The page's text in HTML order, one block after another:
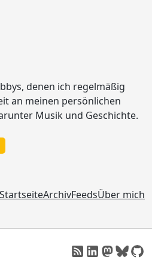
denen ich regelmäßig
an meinen persönlichen
Musik und Geschichte.
StartseiteArchivFeedsÜber mich